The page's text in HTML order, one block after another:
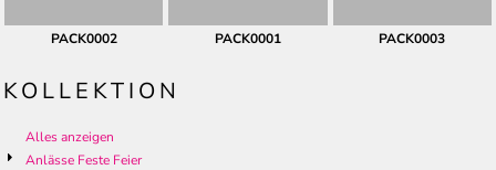
PACK0002 PACK0001 PACK0003
KOLLEKTION
Alles anzeigen
Anlässe Feste Feier